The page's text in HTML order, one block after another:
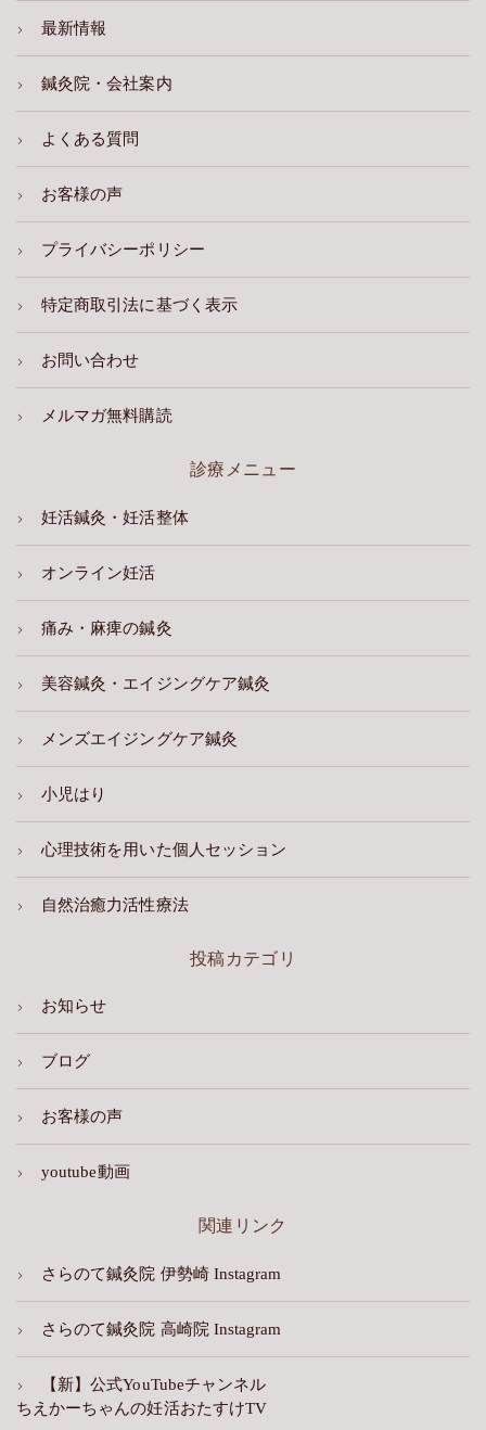
最新情報
鍼灸院・会社案内
よくある質問
お客様の声
プライバシーポリシー
特定商取引法に基づく表示
お問い合わせ
メルマガ無料購読
診療メニュー
妊活鍼灸・妊活整体
オンライン妊活
痛み・麻痺の鍼灸
美容鍼灸・エイジングケア鍼灸
メンズエイジングケア鍼灸
小児はり
心理技術を用いた個人セッション
自然治癒力活性療法
投稿カテゴリ
お知らせ
ブログ
お客様の声
youtube動画
関連リンク
さらのて鍼灸院 伊勢崎 Instagram
さらのて鍼灸院 高崎院 Instagram
【新】公式YouTubeチャンネル
ちえかーちゃんの妊活おたすけTV